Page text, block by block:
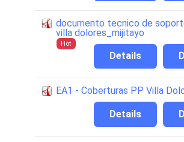
documento tecnico de
villa dolores_mijitayo
Hot
Details
EA1 - Coberturas PP Villa
Details